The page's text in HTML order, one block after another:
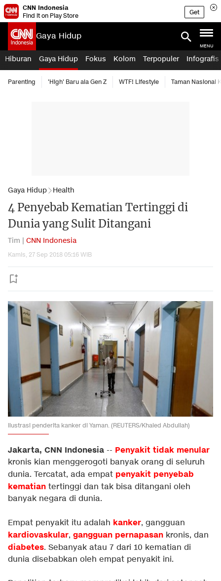
CNN Indonesia
Find it on Play Store
Get
Gaya Hidup
MENU
Hiburan Gaya Hidup Fokus Kolom Terpopuler Infografis
Parenting 'High' Baru ala Gen Z WTF! Lifestyle Taman Nasional
Gaya Hidup Health
4 Penyebab Kematian Tertinggi di
Dunia yang Sulit Ditangani
Tim | CNN Indonesia
Kamis, 27 Sep 2018 05:16 WIB
Ilustrasi penderita kanker di Yaman. (REUTERS/Khaled Abdullah)
Jakarta, CNN Indonesia -- Penyakit tidak menular
kronis kian menggerogoti banyak orang di seluruh
dunia. Tercatat, ada empat penyakit penyebab
kematian tertinggi dan tak bisa ditangani oleh
banyak negara di dunia.
Empat penyakit itu adalah kanker, gangguan
kardiovaskular, gangguan pernapasan kronis, dan
diabetes. Sebanyak atau 7 dari 10 kematian di
dunia disebabkan oleh empat penyakit ini.